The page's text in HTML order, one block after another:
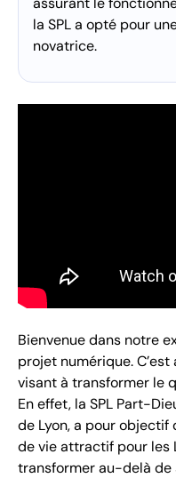
la SPL a opté pour
novatrice.
Bienvenue dans notre
projet numérique.
visant à transformer le
En effet, la SPL Part-
de Lyon, a pour
de vie attractif pour les
transformer au-delà